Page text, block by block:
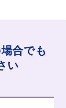
合でも
い